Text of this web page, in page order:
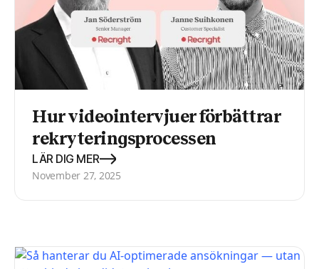
Hur videointervjuer förbättrar
rekryteringsprocessen
LÄR DIG MER
November 27, 2025